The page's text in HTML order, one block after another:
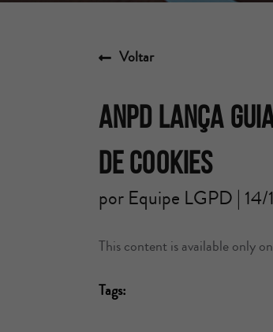
Voltar
ANPD lança
de Cookies
por Equipe LGPD | 14/
This content is available only
Tags: